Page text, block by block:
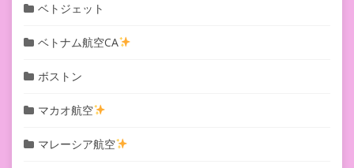
ベトジェット
ベトナム航空CA
ボストン
マカオ航空
マレーシア航空